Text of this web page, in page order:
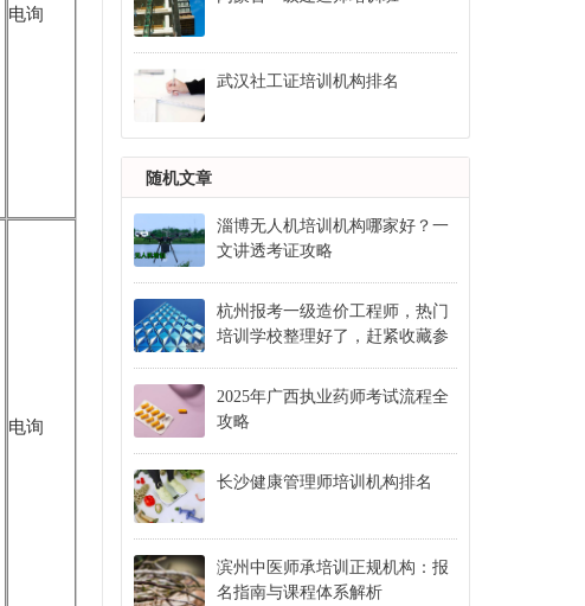
电询
电询
武汉社工证培训机构排名
随机文章
淄博无人机培训机构哪家好？一
文讲透考证攻略
杭州报考一级造价工程师，热门
培训学校整理好了，赶紧收藏参
2025年广西执业药师考试流程全
攻略
长沙健康管理师培训机构排名
滨州中医师承培训正规机构：报
名指南与课程体系解析